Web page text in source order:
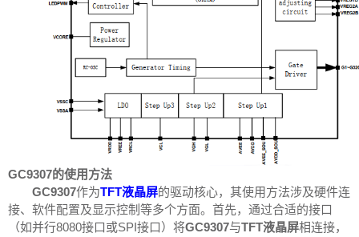
GC9307的使用方法
GC9307作为TFT液晶屏的驱动核心，其使用方法涉及硬件连
接、软件配置及显示控制等多个方面。首先，通过合适的接口
（如并行8080接口或SPI接口）将GC9307与TFT液晶屏相连接，